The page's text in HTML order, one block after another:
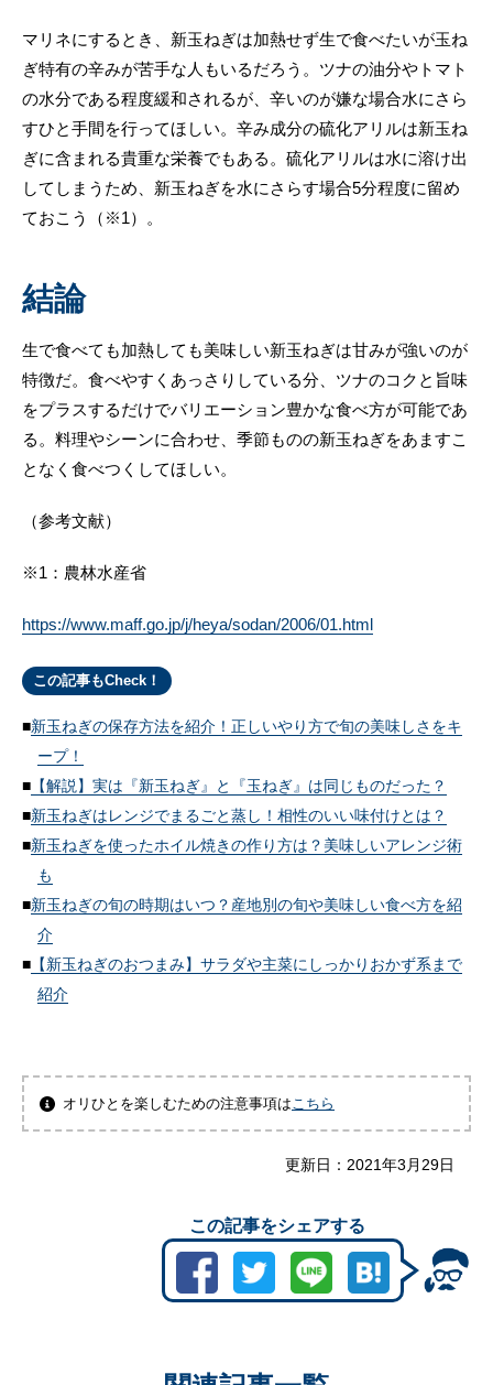
マリネにするとき、新玉ねぎは加熱せず生で食べたいが玉ね
ぎ特有の辛みが苦手な人もいるだろう。ツナの油分やトマト
の水分である程度緩和されるが、辛いのが嫌な場合水にさら
すひと手間を行ってほしい。辛み成分の硫化アリルは新玉ね
ぎに含まれる貴重な栄養でもある。硫化アリルは水に溶け出
してしまうため、新玉ねぎを水にさらす場合5分程度に留め
ておこう（※1）。
結論
生で食べても加熱しても美味しい新玉ねぎは甘みが強いのが
特徴だ。食べやすくあっさりしている分、ツナのコクと旨味
をプラスするだけでバリエーション豊かな食べ方が可能であ
る。料理やシーンに合わせ、季節ものの新玉ねぎをあますこ
となく食べつくしてほしい。
（参考文献）
※1：農林水産省
https://www.maff.go.jp/j/heya/sodan/2006/01.html
この記事もCheck！
新玉ねぎの保存方法を紹介！正しいやり方で旬の美味しさをキ
ープ！
【解説】実は『新玉ねぎ』と『玉ねぎ』は同じものだった？
新玉ねぎはレンジでまるごと蒸し！相性のいい味付けとは？
新玉ねぎを使ったホイル焼きの作り方は？美味しいアレンジ術
も
新玉ねぎの旬の時期はいつ？産地別の旬や美味しい食べ方を紹
介
【新玉ねぎのおつまみ】サラダや主菜にしっかりおかず系まで
紹介
オリひとを楽しむための注意事項はこちら
更新日： 2021年3月29日
この記事をシェアする